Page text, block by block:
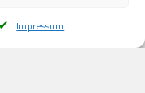
Impressum